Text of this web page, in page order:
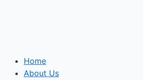
Home
About Us